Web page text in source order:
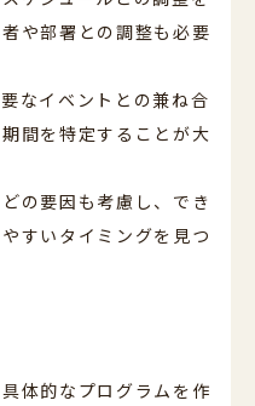
や部署との調整も必要
なイベントとの兼ね合
間を特定することが大
の要因も考慮し、でき
すいタイミングを見つ
体的なプログラムを作